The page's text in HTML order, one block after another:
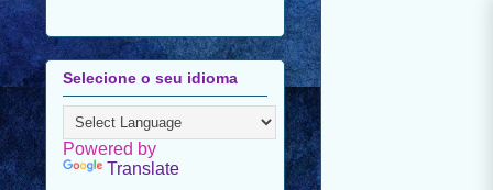
Selecione o seu idioma
Powered by
Translate